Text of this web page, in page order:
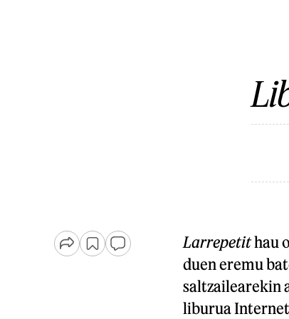
Larrepetithau
duen eremu
saltzailearekin
liburua